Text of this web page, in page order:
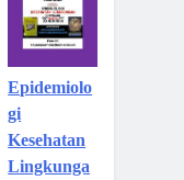
Epidemiolo
gi
Kesehatan
Lingkunga